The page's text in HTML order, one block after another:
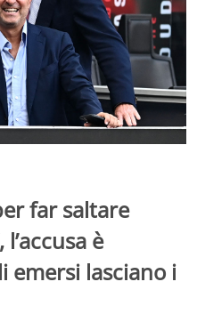
far saltare
è
emersi lasciano i